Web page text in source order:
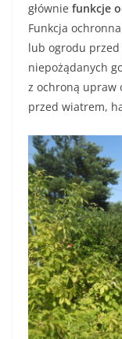
głównie funkcje
Funkcja ochronna
lub ogrodu
niepożądanych
z ochroną upraw
przed wiatrem,